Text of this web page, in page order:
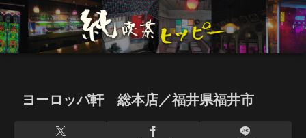
ヨーロッパ軒 総本店／福井県福井市